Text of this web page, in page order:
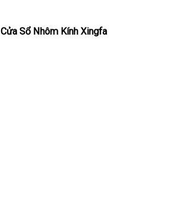
Cửa Sổ Nhôm Kính Xingfa